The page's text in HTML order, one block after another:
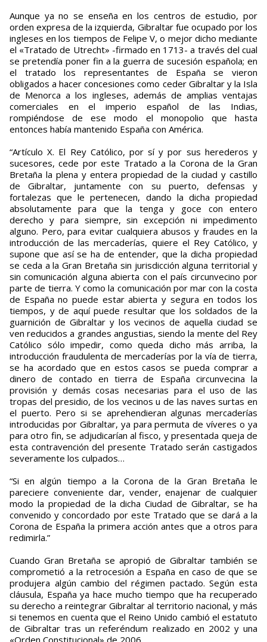
Aunque ya no se enseña en los centros de estudio, por
orden expresa de la izquierda, Gibraltar fue ocupado por los
ingleses en los tiempos de Felipe V, o mejor dicho mediante
el «Tratado de Utrecht» -firmado en 1713- a través del cual
se pretendía poner fin a la guerra de sucesión española; en
el tratado los representantes de España se vieron
obligados a hacer concesiones como ceder Gibraltar y la Isla
de Menorca a los ingleses, además de amplias ventajas
comerciales en el imperio español de las Indias,
rompiéndose de ese modo el monopolio que hasta
entonces había mantenido España con América.
“Artículo X. El Rey Católico, por sí y por sus herederos y
sucesores, cede por este Tratado a la Corona de la Gran
Bretaña la plena y entera propiedad de la ciudad y castillo
de Gibraltar, juntamente con su puerto, defensas y
fortalezas que le pertenecen, dando la dicha propiedad
absolutamente para que la tenga y goce con entero
derecho y para siempre, sin excepción ni impedimento
alguno. Pero, para evitar cualquiera abusos y fraudes en la
introducción de las mercaderías, quiere el Rey Católico, y
supone que así se ha de entender, que la dicha propiedad
se ceda a la Gran Bretaña sin jurisdicción alguna territorial y
sin comunicación alguna abierta con el país circunvecino por
parte de tierra. Y como la comunicación por mar con la costa
de España no puede estar abierta y segura en todos los
tiempos, y de aquí puede resultar que los soldados de la
guarnición de Gibraltar y los vecinos de aquella ciudad se
ven reducidos a grandes angustias, siendo la mente del Rey
Católico sólo impedir, como queda dicho más arriba, la
introducción fraudulenta de mercaderías por la vía de tierra,
se ha acordado que en estos casos se pueda comprar a
dinero de contado en tierra de España circunvecina la
provisión y demás cosas necesarias para el uso de las
tropas del presidio, de los vecinos u de las naves surtas en
el puerto. Pero si se aprehendieran algunas mercaderías
introducidas por Gibraltar, ya para permuta de víveres o ya
para otro fin, se adjudicarían al fisco, y presentada queja de
esta contravención del presente Tratado serán castigados
severamente los culpados…
“Si en algún tiempo a la Corona de la Gran Bretaña le
pareciere conveniente dar, vender, enajenar de cualquier
modo la propiedad de la dicha Ciudad de Gibraltar, se ha
convenido y concordado por este Tratado que se dará a la
Corona de España la primera acción antes que a otros para
redimirla.”
Cuando Gran Bretaña se apropió de Gibraltar también se
comprometió a la retrocesión a España en caso de que se
produjera algún cambio del régimen pactado. Según esta
cláusula, España ya hace mucho tiempo que ha recuperado
su derecho a reintegrar Gibraltar al territorio nacional, y más
si tenemos en cuenta que el Reino Unido cambió el estatuto
de Gibraltar tras un referéndum realizado en 2002 y una